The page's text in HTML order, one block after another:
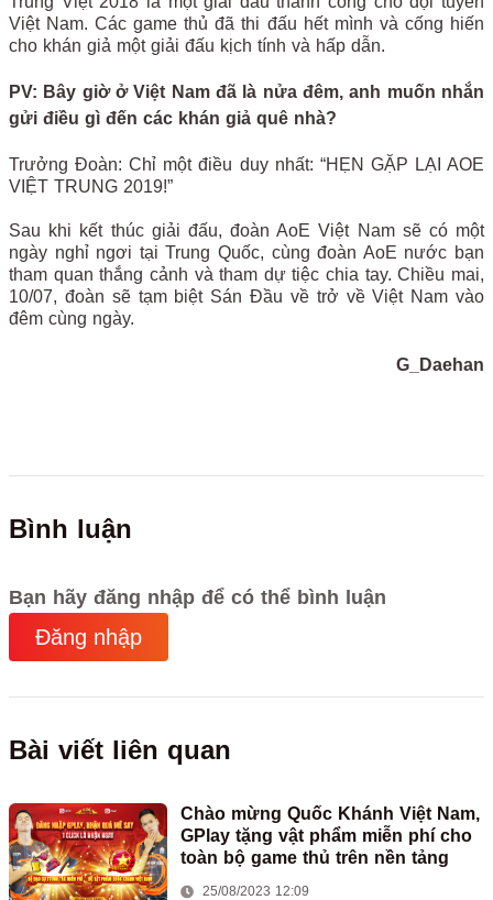
Việt Nam. Các game thủ đã thi đấu hết mình và cống hiến
cho khán giả một giải đấu kịch tính và hấp dẫn.
PV: Bây giờ ở Việt Nam đã là nửa đêm, anh muốn nhắn
gửi điều gì đến các khán giả quê nhà?
Trưởng Đoàn: Chỉ một điều duy nhất: “HẸN GẶP LẠI AOE
VIỆT TRUNG 2019!”
Sau khi kết thúc giải đấu, đoàn AoE Việt Nam sẽ có một
ngày nghỉ ngơi tại Trung Quốc, cùng đoàn AoE nước bạn
tham quan thắng cảnh và tham dự tiệc chia tay. Chiều mai,
10/07, đoàn sẽ tạm biệt Sán Đầu về trở về Việt Nam vào
đêm cùng ngày.
G_Daehan
Bình luận
Bạn hãy đăng nhập để có thể bình luận
Đăng nhập
Bài viết liên quan
Chào mừng Quốc Khánh Việt Nam,
GPlay tặng vật phẩm miễn phí cho
toàn bộ game thủ trên nền tảng
25/08/2023 12:09